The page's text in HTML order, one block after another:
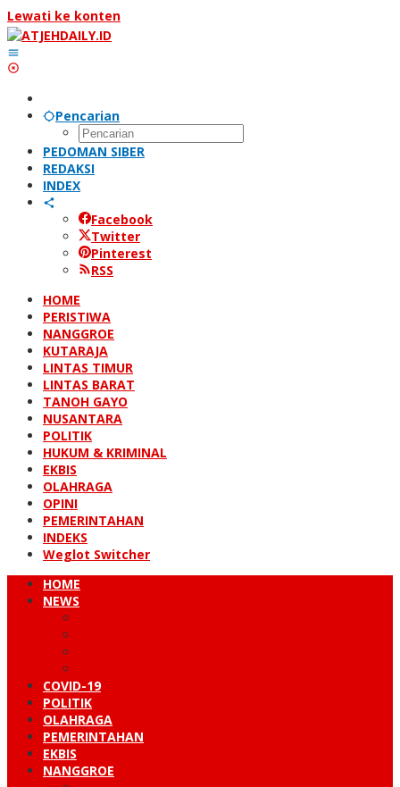
Lewati ke konten
Pencarian
PEDOMAN SIBER
REDAKSI
INDEX
Facebook
Twitter
Pinterest
RSS
HOME
PERISTIWA
NANGGROE
KUTARAJA
LINTAS TIMUR
LINTAS BARAT
TANOH GAYO
NUSANTARA
POLITIK
HUKUM & KRIMINAL
EKBIS
OLAHRAGA
OPINI
PEMERINTAHAN
INDEKS
Weglot Switcher
HOME
NEWS
COVID-19
POLITIK
OLAHRAGA
PEMERINTAHAN
EKBIS
NANGGROE